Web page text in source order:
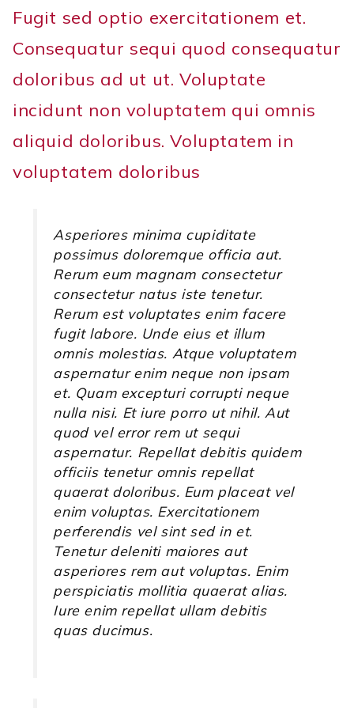
Fugit sed optio exercitationem et.
Consequatur sequi quod consequatur
doloribus ad ut ut. Voluptate
incidunt non voluptatem qui omnis
aliquid doloribus. Voluptatem in
voluptatem doloribus
Asperiores minima cupiditate
possimus doloremque officia aut.
Rerum eum magnam consectetur
consectetur natus iste tenetur.
Rerum est voluptates enim facere
fugit labore. Unde eius et illum
omnis molestias. Atque voluptatem
aspernatur enim neque non ipsam
et. Quam excepturi corrupti neque
nulla nisi. Et iure porro ut nihil. Aut
quod vel error rem ut sequi
aspernatur. Repellat debitis quidem
officiis tenetur omnis repellat
quaerat doloribus. Eum placeat vel
enim voluptas. Exercitationem
perferendis vel sint sed in et.
Tenetur deleniti maiores aut
asperiores rem aut voluptas. Enim
perspiciatis mollitia quaerat alias.
Iure enim repellat ullam debitis
quas ducimus.